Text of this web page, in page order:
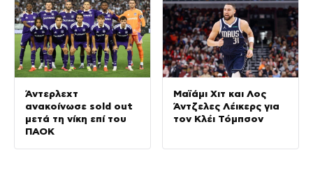
Άντερλεχτ
ανακοίνωσε sold out
μετά τη νίκη επί του
ΠΑΟΚ
Μαϊάμι Χιτ και Λος
Άντζελες Λέικερς για
τον Κλέι Τόμπσον